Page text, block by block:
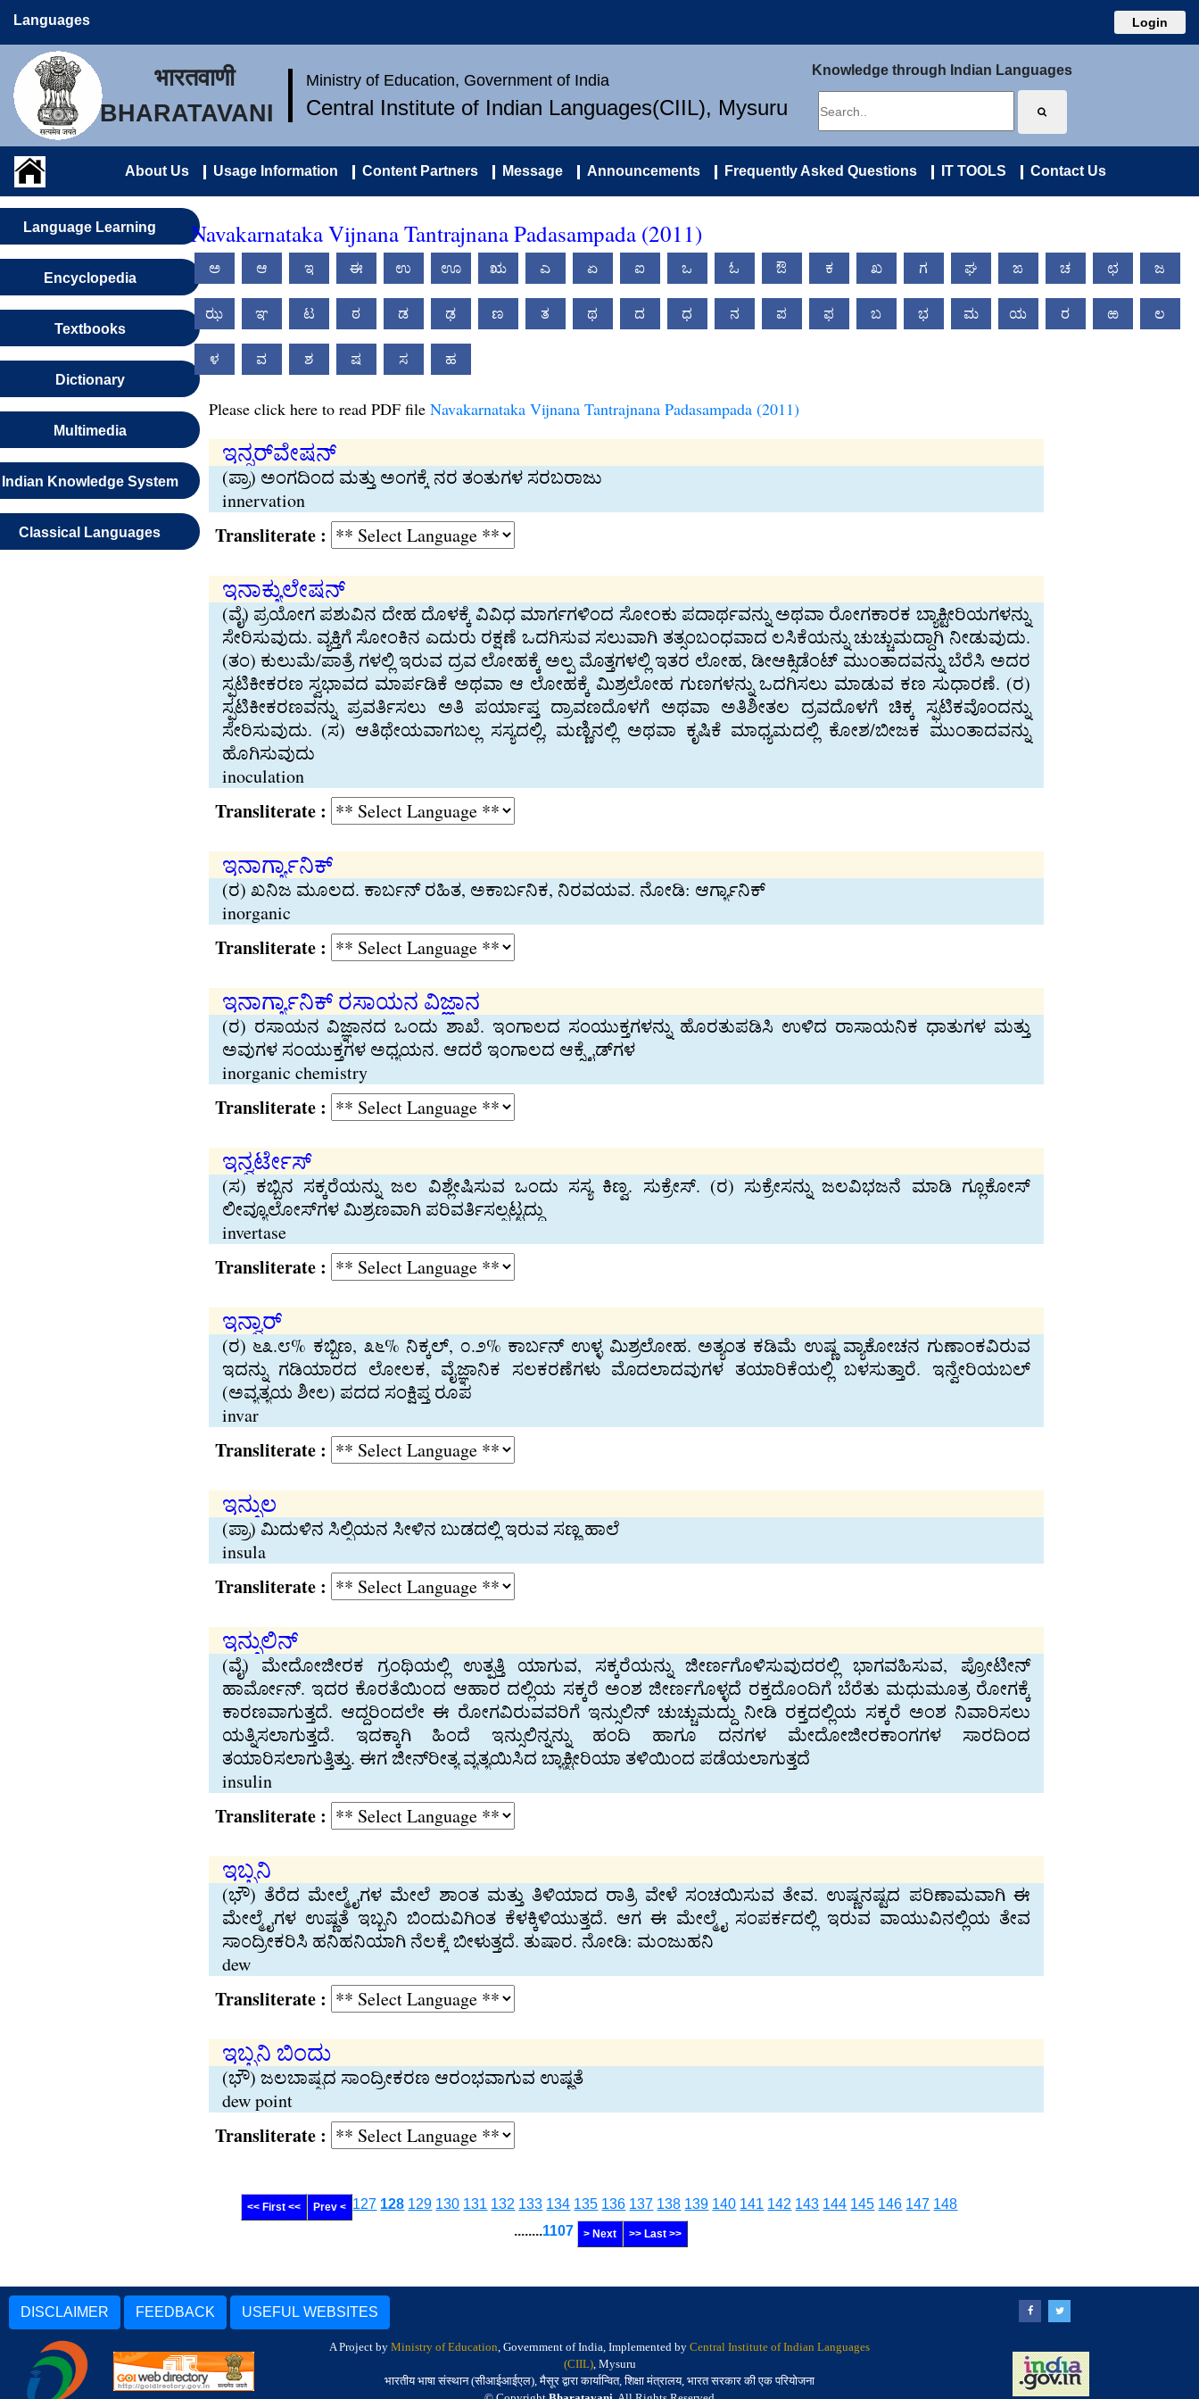
Languages Login
भारतवाणी
BHARATAVANI
Ministry of Education, Government of India
Central Institute of Indian Languages(CIIL), Mysuru
Knowledge through Indian Languages
About Us Usage Information Content Partners Message Announcements Frequently Asked Questions IT TOOLS Contact Us
Language Learning
Encyclopedia
Textbooks
Dictionary
Multimedia
Indian Knowledge System
Classical Languages
Navakarnataka Vijnana Tantrajnana Padasampada (2011)
ಅ ಆ ಇ ಈ ಉ ಊ ಋ ಎ ಏ ಐ ಒ ಓ ಔ ಕ ಖ ಗ ಘ ಙ ಚ ಛ ಜ
ಝ ಞ ಟ ಠ ಡ ಢ ಣ ತ ಥ ದ ಧ ನ ಪ ಫ ಬ ಭ ಮ ಯ ರ ಱ ಲ
ಳ ವ ಶ ಷ ಸ ಹ
Please click here to read PDF file Navakarnataka Vijnana Tantrajnana Padasampada (2011)
ಇನ್ನರ್‌ವೇಷನ್
(ಪ್ರಾ) ಅಂಗದಿಂದ ಮತ್ತು ಅಂಗಕ್ಕೆ ನರ ತಂತುಗಳ ಸರಬರಾಜು
innervation
Transliterate :
ಇನಾಕ್ಯುಲೇಷನ್
(ವೈ) ಪ್ರಯೋಗ ಪಶುವಿನ ದೇಹ ದೊಳಕ್ಕೆ ವಿವಿಧ ಮಾರ್ಗಗಳಿಂದ ಸೋಂಕು ಪದಾರ್ಥವನ್ನು ಅಥವಾ ರೋಗಕಾರಕ ಬ್ಯಾಕ್ಟೀರಿಯಗಳನ್ನು
ಸೇರಿಸುವುದು. ವ್ಯಕ್ತಿಗೆ ಸೋಂಕಿನ ಎದುರು ರಕ್ಷಣೆ ಒದಗಿಸುವ ಸಲುವಾಗಿ ತತ್ಸಂಬಂಧವಾದ ಲಸಿಕೆಯನ್ನು ಚುಚ್ಚುಮದ್ದಾಗಿ ನೀಡುವುದು.
(ತಂ) ಕುಲುಮೆ/ಪಾತ್ರೆ ಗಳಲ್ಲಿ ಇರುವ ದ್ರವ ಲೋಹಕ್ಕೆ ಅಲ್ಪ ಮೊತ್ತಗಳಲ್ಲಿ ಇತರ ಲೋಹ, ಡೀಆಕ್ಸಿಡೆಂಟ್ ಮುಂತಾದವನ್ನು ಬೆರೆಸಿ ಅದರ
ಸ್ಫಟಿಕೀಕರಣ ಸ್ವಭಾವದ ಮಾರ್ಪಡಿಕೆ ಅಥವಾ ಆ ಲೋಹಕ್ಕೆ ಮಿಶ್ರಲೋಹ ಗುಣಗಳನ್ನು ಒದಗಿಸಲು ಮಾಡುವ ಕಣ ಸುಧಾರಣೆ. (ರ)
ಸ್ಫಟಿಕೀಕರಣವನ್ನು ಪ್ರವರ್ತಿಸಲು ಅತಿ ಪರ್ಯಾಪ್ತ ದ್ರಾವಣದೊಳಗೆ ಅಥವಾ ಅತಿಶೀತಲ ದ್ರವದೊಳಗೆ ಚಿಕ್ಕ ಸ್ಫಟಿಕವೊಂದನ್ನು
ಸೇರಿಸುವುದು. (ಸ) ಆತಿಥೇಯವಾಗಬಲ್ಲ ಸಸ್ಯದಲ್ಲಿ, ಮಣ್ಣಿನಲ್ಲಿ ಅಥವಾ ಕೃಷಿಕೆ ಮಾಧ್ಯಮದಲ್ಲಿ ಕೋಶ/ಬೀಜಕ ಮುಂತಾದವನ್ನು
ಹೊಗಿಸುವುದು
inoculation
Transliterate :
ಇನಾರ್ಗ್ಯಾನಿಕ್
(ರ) ಖನಿಜ ಮೂಲದ. ಕಾರ್ಬನ್ ರಹಿತ, ಅಕಾರ್ಬನಿಕ, ನಿರವಯವ. ನೋಡಿ: ಆರ್ಗ್ಯಾನಿಕ್
inorganic
Transliterate :
ಇನಾರ್ಗ್ಯಾನಿಕ್ ರಸಾಯನ ವಿಜ್ಞಾನ
(ರ) ರಸಾಯನ ವಿಜ್ಞಾನದ ಒಂದು ಶಾಖೆ. ಇಂಗಾಲದ ಸಂಯುಕ್ತಗಳನ್ನು ಹೊರತುಪಡಿಸಿ ಉಳಿದ ರಾಸಾಯನಿಕ ಧಾತುಗಳ ಮತ್ತು
ಅವುಗಳ ಸಂಯುಕ್ತಗಳ ಅಧ್ಯಯನ. ಆದರೆ ಇಂಗಾಲದ ಆಕ್ಸೈಡ್‌ಗಳ
inorganic chemistry
Transliterate :
ಇನ್ವರ್ಟೇಸ್
(ಸ) ಕಬ್ಬಿನ ಸಕ್ಕರೆಯನ್ನು ಜಲ ವಿಶ್ಲೇಷಿಸುವ ಒಂದು ಸಸ್ಯ ಕಿಣ್ವ. ಸುಕ್ರೇಸ್. (ರ) ಸುಕ್ರೇಸನ್ನು ಜಲವಿಭಜನೆ ಮಾಡಿ ಗ್ಲೂಕೋಸ್
ಲೀವ್ಯೂಲೋಸ್‌ಗಳ ಮಿಶ್ರಣವಾಗಿ ಪರಿವರ್ತಿಸಲ್ಪಟ್ಟದ್ದು
invertase
Transliterate :
ಇನ್ವಾರ್
(ರ) ೬೩.೮% ಕಬ್ಬಿಣ, ೩೬% ನಿಕ್ಕಲ್, ೦.೨% ಕಾರ್ಬನ್ ಉಳ್ಳ ಮಿಶ್ರಲೋಹ. ಅತ್ಯಂತ ಕಡಿಮೆ ಉಷ್ಣ ವ್ಯಾಕೋಚನ ಗುಣಾಂಕವಿರುವ
ಇದನ್ನು ಗಡಿಯಾರದ ಲೋಲಕ, ವೈಜ್ಞಾನಿಕ ಸಲಕರಣೆಗಳು ಮೊದಲಾದವುಗಳ ತಯಾರಿಕೆಯಲ್ಲಿ ಬಳಸುತ್ತಾರೆ. ಇನ್ವೇರಿಯಬಲ್
(ಅವ್ಯತ್ಯಯ ಶೀಲ) ಪದದ ಸಂಕ್ಷಿಪ್ತ ರೂಪ
invar
Transliterate :
ಇನ್ಸುಲ
(ಪ್ರಾ) ಮಿದುಳಿನ ಸಿಲ್ಪಿಯನ ಸೀಳಿನ ಬುಡದಲ್ಲಿ ಇರುವ ಸಣ್ಣ ಹಾಲೆ
insula
Transliterate :
ಇನ್ಸುಲಿನ್
(ವೈ) ಮೇದೋಜೀರಕ ಗ್ರಂಥಿಯಲ್ಲಿ ಉತ್ಪತ್ತಿ ಯಾಗುವ, ಸಕ್ಕರೆಯನ್ನು ಜೀರ್ಣಗೊಳಿಸುವುದರಲ್ಲಿ ಭಾಗವಹಿಸುವ, ಪ್ರೋಟೀನ್
ಹಾರ್ಮೋನ್. ಇದರ ಕೊರತೆಯಿಂದ ಆಹಾರ ದಲ್ಲಿಯ ಸಕ್ಕರೆ ಅಂಶ ಜೀರ್ಣಗೊಳ್ಳದೆ ರಕ್ತದೊಂದಿಗೆ ಬೆರೆತು ಮಧುಮೂತ್ರ ರೋಗಕ್ಕೆ
ಕಾರಣವಾಗುತ್ತದೆ. ಆದ್ದರಿಂದಲೇ ಈ ರೋಗವಿರುವವರಿಗೆ ಇನ್ಸುಲಿನ್ ಚುಚ್ಚುಮದ್ದು ನೀಡಿ ರಕ್ತದಲ್ಲಿಯ ಸಕ್ಕರೆ ಅಂಶ ನಿವಾರಿಸಲು
ಯತ್ನಿಸಲಾಗುತ್ತದೆ. ಇದಕ್ಕಾಗಿ ಹಿಂದೆ ಇನ್ಸುಲಿನ್ನನ್ನು ಹಂದಿ ಹಾಗೂ ದನಗಳ ಮೇದೋಜೀರಕಾಂಗಗಳ ಸಾರದಿಂದ
ತಯಾರಿಸಲಾಗುತ್ತಿತ್ತು. ಈಗ ಜೀನ್‌ರೀತ್ಯ ವ್ಯತ್ಯಯಿಸಿದ ಬ್ಯಾಕ್ಟೀರಿಯಾ ತಳಿಯಿಂದ ಪಡೆಯಲಾಗುತ್ತದೆ
insulin
Transliterate :
ಇಬ್ಬನಿ
(ಭೌ) ತೆರೆದ ಮೇಲ್ಮೈಗಳ ಮೇಲೆ ಶಾಂತ ಮತ್ತು ತಿಳಿಯಾದ ರಾತ್ರಿ ವೇಳೆ ಸಂಚಯಿಸುವ ತೇವ. ಉಷ್ಣನಷ್ಟದ ಪರಿಣಾಮವಾಗಿ ಈ
ಮೇಲ್ಮೈಗಳ ಉಷ್ಣತೆ ಇಬ್ಬನಿ ಬಿಂದುವಿಗಿಂತ ಕೆಳಕ್ಕಿಳಿಯುತ್ತದೆ. ಆಗ ಈ ಮೇಲ್ಮೈ ಸಂಪರ್ಕದಲ್ಲಿ ಇರುವ ವಾಯುವಿನಲ್ಲಿಯ ತೇವ
ಸಾಂದ್ರೀಕರಿಸಿ ಹನಿಹನಿಯಾಗಿ ನೆಲಕ್ಕೆ ಬೀಳುತ್ತದೆ. ತುಷಾರ. ನೋಡಿ: ಮಂಜುಹನಿ
dew
Transliterate :
ಇಬ್ಬನಿ ಬಿಂದು
(ಭೌ) ಜಲಬಾಷ್ಪದ ಸಾಂದ್ರೀಕರಣ ಆರಂಭವಾಗುವ ಉಷ್ಣತೆ
dew point
Transliterate :
<< First << Prev < 127 128 129 130 131 132 133 134 135 136 137 138 139 140 141 142 143 144 145 146 147 148
........1107 > Next >> Last >>
DISCLAIMER FEEDBACK USEFUL WEBSITES
A Project by Ministry of Education, Government of India, Implemented by Central Institute of Indian Languages
(CIIL), Mysuru
भारतीय भाषा संस्थान (सीआईआईएल), मैसूर द्वारा कार्यान्वित, शिक्षा मंत्रालय, भारत सरकार की एक परियोजना